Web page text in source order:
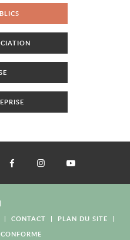
CONTACT
PLAN DU SITE